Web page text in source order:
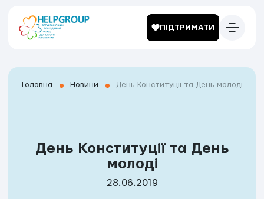
ПІДТРИМАТИ
Головна Новини День Конституції та День молоді
День Конституції та День
молоді
28.06.2019